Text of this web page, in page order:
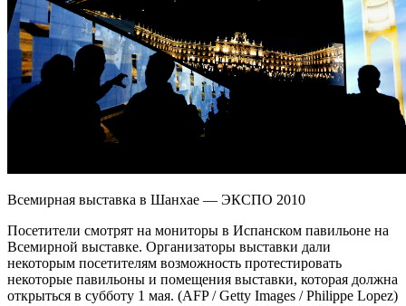
Всемирная выставка в Шанхае — ЭКСПО 2010
Посетители смотрят на мониторы в Испанском павильоне на
Всемирной выставке. Организаторы выставки дали
некоторым посетителям возможность протестировать
некоторые павильоны и помещения выставки, которая должна
открыться в субботу 1 мая. (AFP / Getty Images / Philippe Lopez)